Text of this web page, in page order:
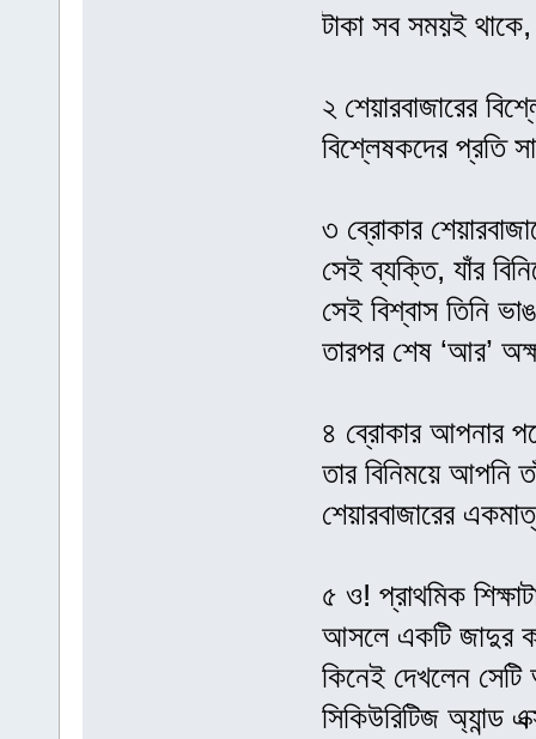
টাকা সব সময়ই
২ শেয়ারবাজারের
বিশ্লেষকদের প্রতি
৩ ব্রোকার
সেই ব্যক্তি, যাঁর
সেই বিশ্বাস তিনি
তারপর শেষ ‘আর’
৪ ব্রোকার আপনার
তার বিনিময়ে আপনি
শেয়ারবাজারের
৫ ও! প্রাথমিক
আসলে একটি জাদুর
কিনেই দেখলেন
সিকিউরিটিজ অ্যান্ড